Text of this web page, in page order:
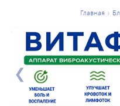
главная